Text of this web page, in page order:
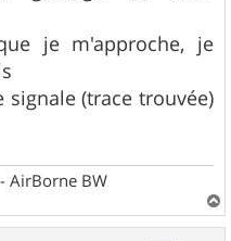
je m'approche, je
(trace trouvée)
AirBorne BW
a